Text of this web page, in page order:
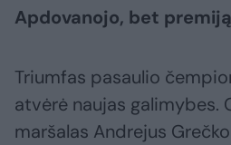
Apdovanojo, bet
Triumfas pasaulio
atvėrė naujas galimybes.
maršalas Andrejus